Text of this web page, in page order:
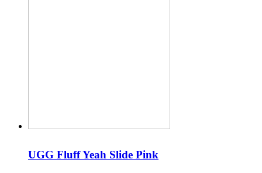
UGG Fluff Yeah Slide Pink